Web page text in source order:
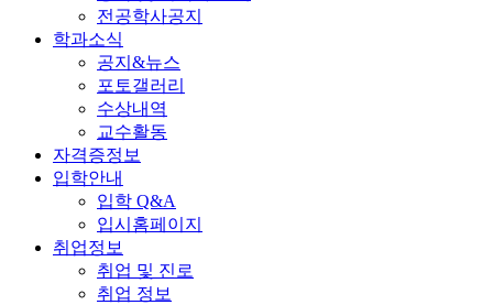
전공학사공지
학과소식
공지&뉴스
포토갤러리
수상내역
교수활동
자격증정보
입학안내
입학 Q&A
입시홈페이지
취업정보
취업 및 진로
취업 정보